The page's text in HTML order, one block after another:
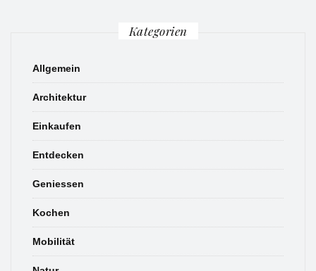
Kategorien
Allgemein
Architektur
Einkaufen
Entdecken
Geniessen
Kochen
Mobilität